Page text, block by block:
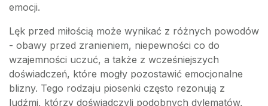
emocji.
Lęk przed miłością może wynikać z różnych powodów
- obawy przed zranieniem, niepewności co do
wzajemności uczuć, a także z wcześniejszych
doświadczeń, które mogły pozostawić emocjonalne
blizny. Tego rodzaju piosenki często rezonują z
ludźmi, którzy doświadczyli podobnych dylematów,